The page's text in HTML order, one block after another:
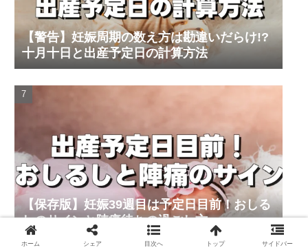
【警告】妊娠周期の数え方は勘違いだらけ!?
十月十日と出産予定日の計算方法
【保存版】妊娠39週目は予定日目前！おしる
しのサインと陣痛待ちの過ごし方
ホーム シェア 目次へ トップ サイドバー